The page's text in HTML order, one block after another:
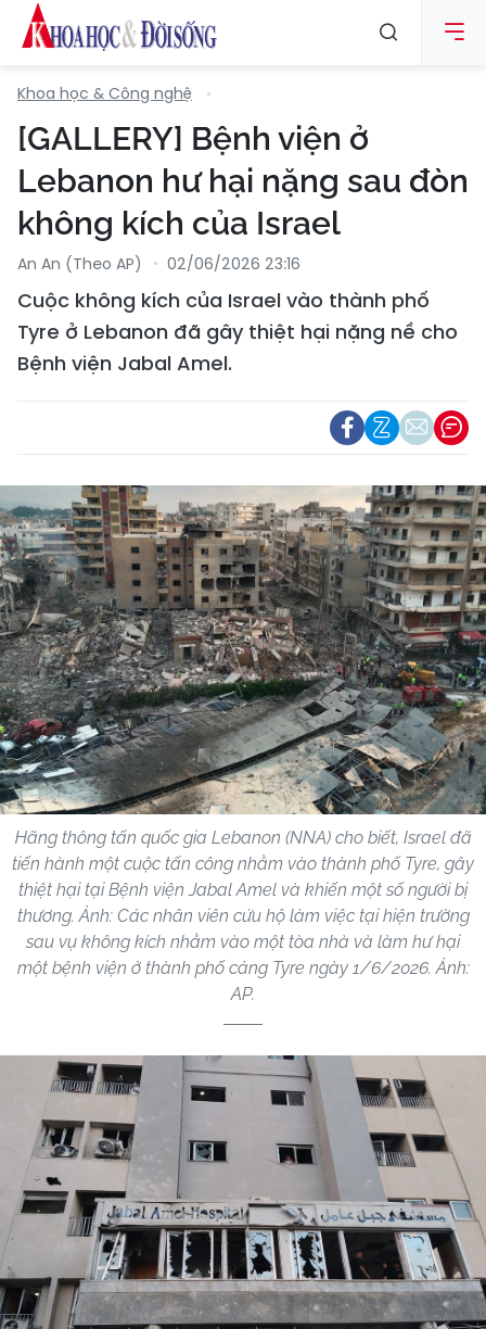
Khoa học & Công nghệ
[GALLERY] Bệnh viện ở
Lebanon hư hại nặng sau đòn
không kích của Israel
An An (Theo AP) 02/06/2026 23:16
Cuộc không kích của Israel vào thành phố
Tyre ở Lebanon đã gây thiệt hại nặng nề cho
Bệnh viện Jabal Amel.
Hãng thông tấn quốc gia Lebanon (NNA) cho biết, Israel đã
tiến hành một cuộc tấn công nhằm vào thành phố Tyre, gây
thiệt hại tại Bệnh viện Jabal Amel và khiến một số người bị
thương. Ảnh: Các nhân viên cứu hộ làm việc tại hiện trường
sau vụ không kích nhằm vào một tòa nhà và làm hư hại
một bệnh viện ở thành phố cảng Tyre ngày 1/6/2026. Ảnh:
AP.